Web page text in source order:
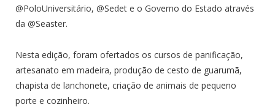
@PoloUniversitário, @Sedet e o Governo do Estado através
da @Seaster.
Nesta edição, foram ofertados os cursos de panificação,
artesanato em madeira, produção de cesto de guarumã,
chapista de lanchonete, criação de animais de pequeno
porte e cozinheiro.